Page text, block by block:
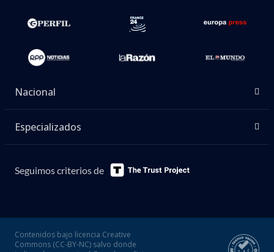
Nacional
Especializados
Seguimos criterios de
Contenidos bajo licencia Creative
Commons (CC-BY-NC) salvo donde